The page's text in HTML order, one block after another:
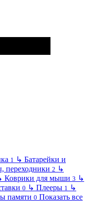
1 ↳ Батарейки и
переходники 2 ↳
Коврики для мыши 3 ↳
0 ↳ Плееры 1 ↳
памяти 0 Показать все